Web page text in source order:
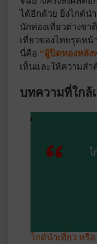
ได้อีกด้วย ยิ่งไกด์น
นักท่องเที่ยวต่างชา
เที่ยวของไทยรุดหน้
นี่คือ “ผู้ปิดทองหลัง
เห็นและให้ความส
บทความที่ใกล้
ไกด์นำเที่ยว หรื